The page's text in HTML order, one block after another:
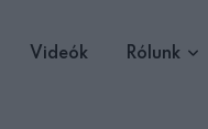
Videók Rólunk